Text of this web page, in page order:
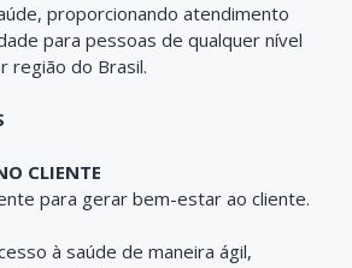
proporcionando atendimento
para pessoas de qualquer nível
região do Brasil.
CLIENTE
para gerar bem-estar ao cliente.
à saúde de maneira ágil,